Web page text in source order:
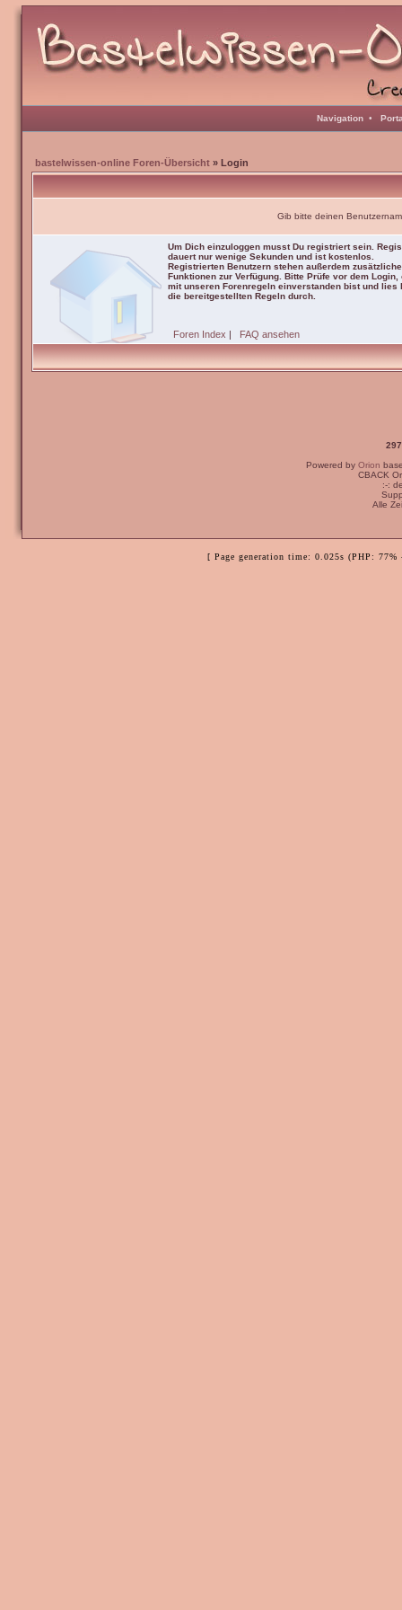
Navigation •
bastelwissen-online Foren-Übersicht » Login
Gib bitte deinen
Um Dich einzuloggen musst Du registriert sein.
dauert nur wenige Sekunden und ist kostenlos.
Registrierten Benutzern stehen außerdem zusätzliche
Funktionen zur Verfügung. Bitte Prüfe vor dem Login,
mit unseren Forenregeln einverstanden bist und lies
die bereitgestellten Regeln durch.
Foren Index | FAQ ansehen
Powered by Orion
CBACK
:-:
Alle
[ Page generation time: 0.025s (PHP: